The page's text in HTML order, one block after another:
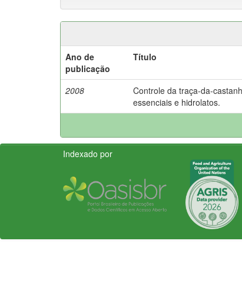
Ano de
publicação
Título
2008
Controle da traça-da-
essenciais e hidrolatos.
Indexado por